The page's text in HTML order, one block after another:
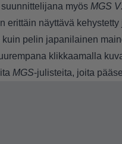
myös MGS
erittäin näyttävä
kuin pelin japanilainen
klikkaamalla
MGS-julisteita, joita